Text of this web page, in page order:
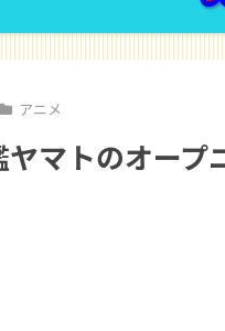
アニメ
ヤマトのオープ